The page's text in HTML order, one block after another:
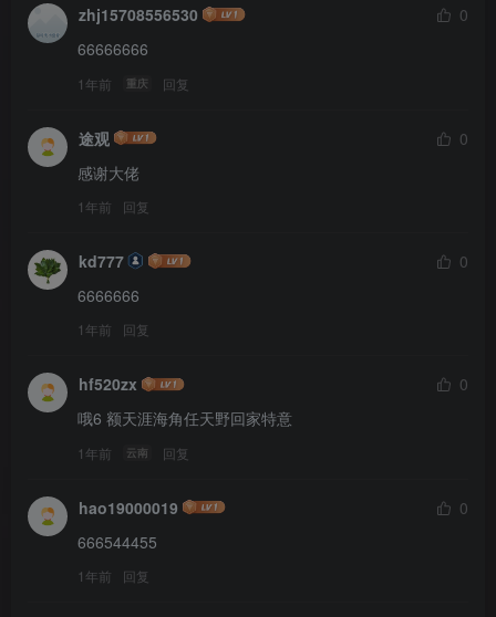
zhj15708556530
0
66666666
1年前 重庆 回复
途观
0
感谢大佬
1年前 回复
kd777
0
6666666
1年前 回复
hf520zx
0
哦6 额天涯海角任天野回家特意
1年前 云南 回复
hao19000019
0
666544455
1年前 回复